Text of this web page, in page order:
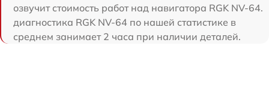
озвучит стоимость работ над навигатора RGK NV-64.
диагностика RGK NV-64 по нашей статистике в
среднем занимает 2 часа при наличии деталей.